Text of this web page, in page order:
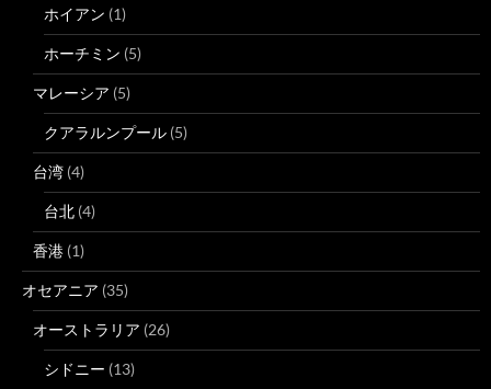
ホイアン (1)
ホーチミン (5)
マレーシア (5)
クアラルンプール (5)
台湾 (4)
台北 (4)
香港 (1)
オセアニア (35)
オーストラリア (26)
シドニー (13)